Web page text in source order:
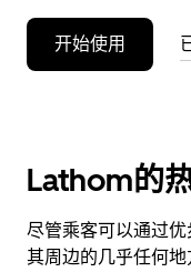
开始使用
Lathom的
尽管乘客可以通过
其周边的几乎任何地